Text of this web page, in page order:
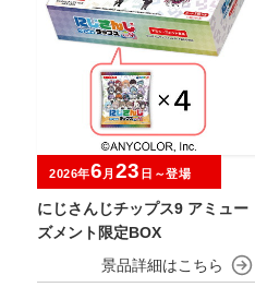
にじさんじチップス9 アミュー
ズメント限定BOX
2026年6 月 23 日～登場